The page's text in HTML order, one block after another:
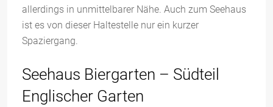
allerdings in unmittelbarer Nähe. Auch zum Seehaus
ist es von dieser Haltestelle nur ein kurzer
Spaziergang.
Seehaus Biergarten – Südteil
Englischer Garten